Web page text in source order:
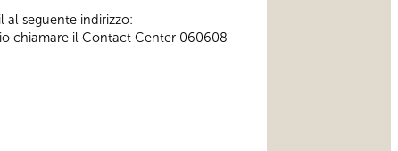
al seguente indirizzo:
chiamare il Contact Center 060608